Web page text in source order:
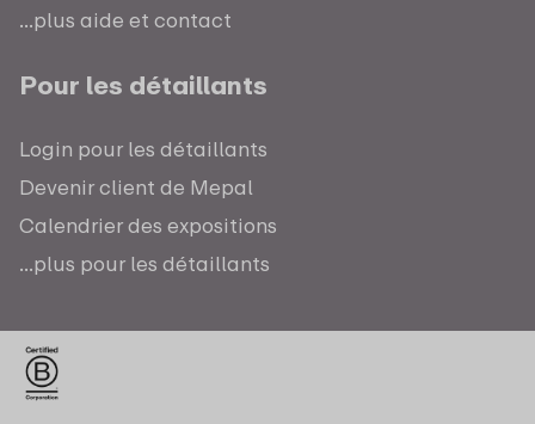
...plus aide et contact
Pour les détaillants
Login pour les détaillants
Devenir client de Mepal
Calendrier des expositions
...plus pour les détaillants